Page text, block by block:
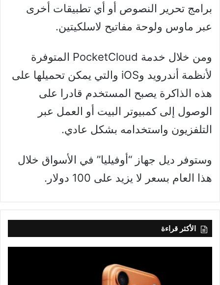
برامج تحرير النصوص أو أي تطبيقات أخرى
عبر ماوس ولوحة مفاتيح لاسلكيتين.
ومن خلال خدمة PocketCloud المتوفرة
لأنظمة أندرويد وiOS والتي يمكن تحميلها على
هذه الذاكرة يصبح المستخدم قادرا على
الوصول إلى كمبيوتر البيت أو العمل عبر
التلفزيون واستخدامه بشكل عادي.
وستوفر ديل جهاز “أوفيليا” في الأسواق خلال
هذا العام بسعر لا يزيد على 100 دولار.
الأكثر قراءة